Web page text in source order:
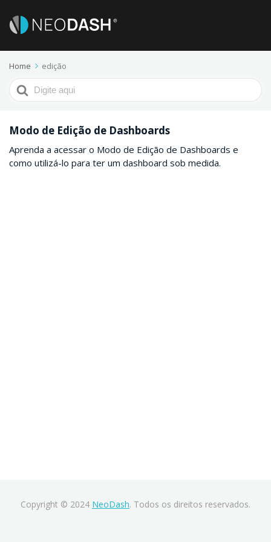
Home edição
Procurar
por
Modo de Edição de Dashboards
Aprenda a acessar o Modo de Edição de Dashboards e
como utilizá-lo para ter um dashboard sob medida.
Copyright © 2024 NeoDash. Todos os direitos reservados.